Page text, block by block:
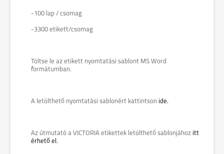
-100 lap / csomag
-3300 etikett/csomag
Töltse le az etikett nyomtatási sablont MS Word
formátumban.
A letölthető nyomtatási sablonért kattintson ide.
Az útmutató a VICTORIA etikettek letölthető sablonjához itt
érhető el.